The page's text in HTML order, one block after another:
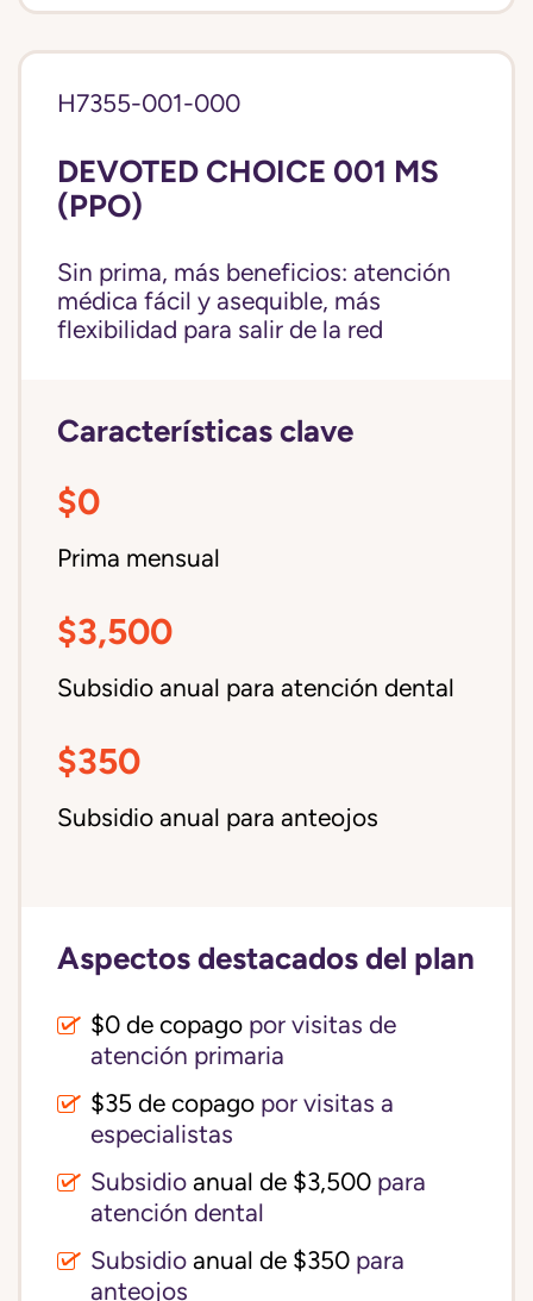
H7355-001-000
DEVOTED CHOICE 001 MS
(PPO)
Sin prima, más beneficios: atención
médica fácil y asequible, más
flexibilidad para salir de la red
Características clave
$0
Prima mensual
$3,500
Subsidio anual para atención dental
$350
Subsidio anual para anteojos
Aspectos destacados del plan
$0 de copago por visitas de
atención primaria
$35 de copago por visitas a
especialistas
Subsidio anual de $3,500 para
atención dental
Subsidio anual de $350 para
anteojos